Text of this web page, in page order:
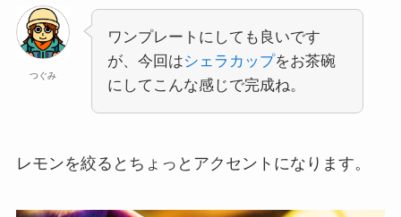
つぐみ
ワンプレートにしても良いです
が、今回はシェラカップをお茶碗
にしてこんな感じで完成ね。
レモンを絞るとちょっとアクセントになります。